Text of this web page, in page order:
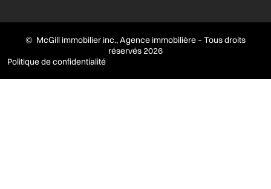
© McGill immobilier inc., Agence immobilière – Tous droits
réservés 2026
Politique de confidentialité